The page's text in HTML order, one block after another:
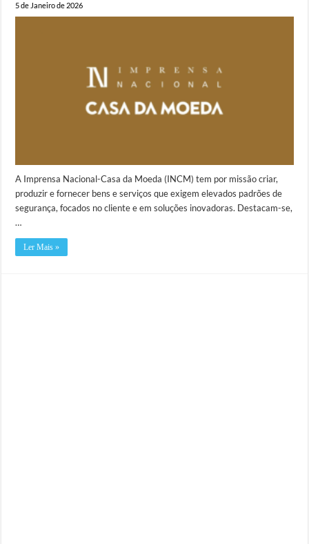
5 de Janeiro de 2026
A Imprensa Nacional-Casa da Moeda (INCM) tem por missão criar,
produzir e fornecer bens e serviços que exigem elevados padrões de
segurança, focados no cliente e em soluções inovadoras. Destacam-se,
…
Ler Mais »